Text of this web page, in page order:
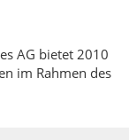
AG bietet 2010
im Rahmen des